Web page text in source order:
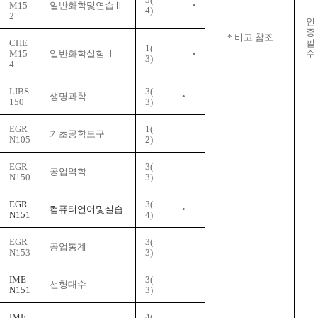
* 비고 참조
인
증
필
수
M15
2
일반화학및연습Ⅱ
4)
•
CHE
M15
4
일반화학실험Ⅱ
1(
3)
•
LIBS
150
생명과학
3(
3)
•
EGR
N105
기초공학도구
1(
2)
EGR
N150
공업역학
3(
3)
EGR
N151
컴퓨터언어및실습
3(
4)
•
EGR
N153
공업통계
3(
3)
IME
N151
선형대수
3(
3)